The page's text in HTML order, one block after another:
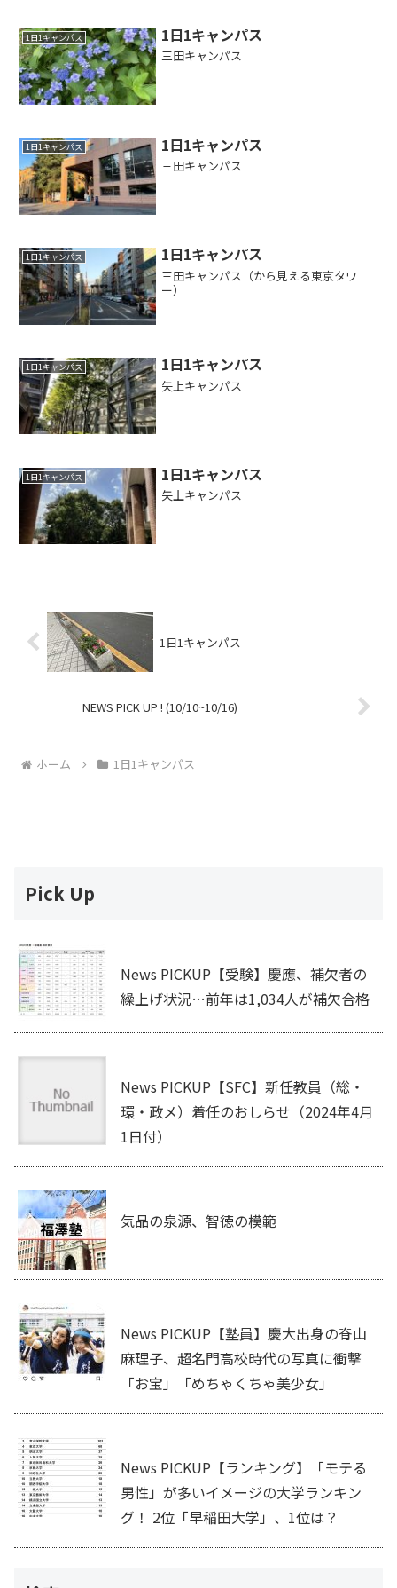
1日1キャンパス 1日1キャンパス
三田キャンパス
1日1キャンパス 1日1キャンパス
三田キャンパス
1日1キャンパス 1日1キャンパス
三田キャンパス（から見える東京タワ
ー）
1日1キャンパス 1日1キャンパス
矢上キャンパス
1日1キャンパス 1日1キャンパス
矢上キャンパス
1日1キャンパス
NEWS PICK UP ! (10/10~10/16)
ホーム 1日1キャンパス
Pick Up
News PICKUP【受験】慶應、補欠者の
繰上げ状況…前年は1,034人が補欠合格
News PICKUP【SFC】新任教員（総・
環・政メ）着任のおしらせ（2024年4月
1日付）
気品の泉源、智徳の模範
News PICKUP【塾員】慶大出身の脊山
麻理子、超名門高校時代の写真に衝撃
「お宝」「めちゃくちゃ美少女」
News PICKUP【ランキング】「モテる
男性」が多いイメージの大学ランキン
グ！ 2位「早稲田大学」、1位は？